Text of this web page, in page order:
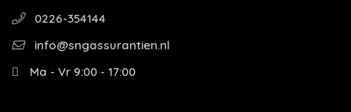
0226-354144
info@sngassurantien.nl
Ma - Vr 9:00 - 17:00